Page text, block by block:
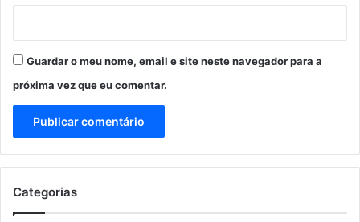
Guardar o meu nome, email e site neste navegador para a
próxima vez que eu comentar.
Categorias